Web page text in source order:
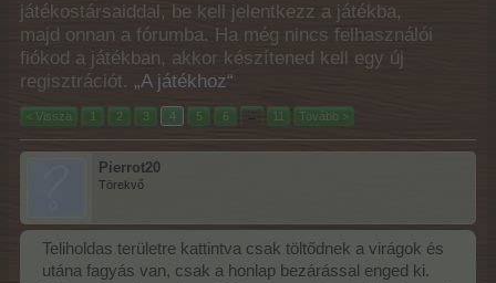
játékostársaiddal, be kell jelentkezz a játékba,
majd onnan a fórumba. Ha még nincs felhasználói
fiókod a játékban, akkor készítened kell egy új
regisztrációt. „A játékhoz“
< Vissza 1 2 3 4 5 6 → 11 Tovább >
Pierrot20
Törekvő
Teliholdas területre kattintva csak töltődnek a virágok és
utána fagyás van, csak a honlap bezárással enged ki.